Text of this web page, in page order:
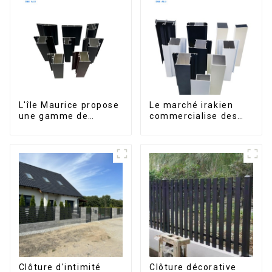
L'île Maurice propose
une gamme de
Le marché irakien
commercialise des
Clôture d'intimité
Clôture décorative